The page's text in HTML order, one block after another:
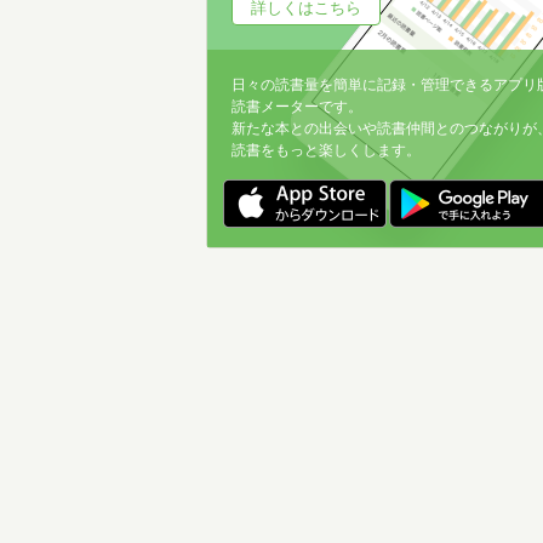
詳しくはこちら
日々の読書量を簡単に記録・管理できるアプリ
読書メーターです。
新たな本との出会いや読書仲間とのつながりが
読書をもっと楽しくします。